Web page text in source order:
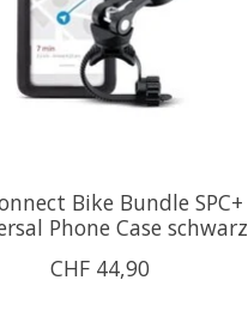
Bike Bundle SPC+
Phone Case schwarz
CHF 44,90